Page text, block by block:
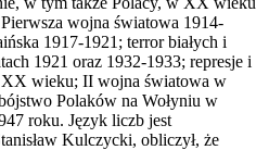
wojna światowa 1914-
1917-1921; terror białych i
1921 oraz 1932-1933; represje i
XX wieku; II wojna światowa w
Polaków na Wołyniu w
roku. Język liczb jest
Kulczycki, obliczył, że